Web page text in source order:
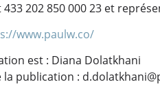
433 202 850 000 23 et
www.paulw.co/
est : Diana Dolatkhani
la publication :